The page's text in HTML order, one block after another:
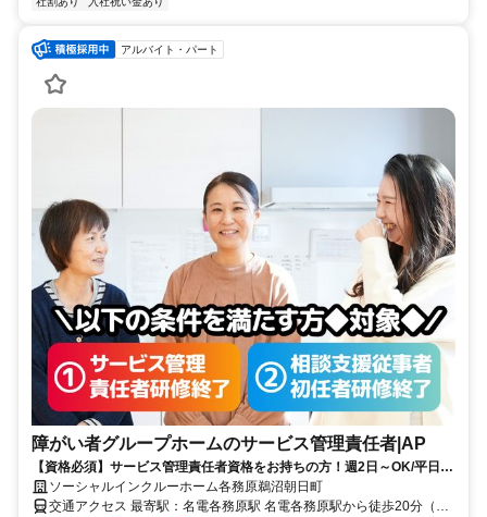
アルバイト・パート
障がい者グループホームのサービス管理責任者|AP
【資格必須】サービス管理責任者資格をお持ちの方！週2日～OK/平日の
みOK/残業ほぼなし！家庭や私生活と無理なく両立◎
ソーシャルインクルーホーム各務原鵜沼朝日町
交通アクセス 最寄駅：名電各務原駅 名電各務原駅から徒歩20分（車